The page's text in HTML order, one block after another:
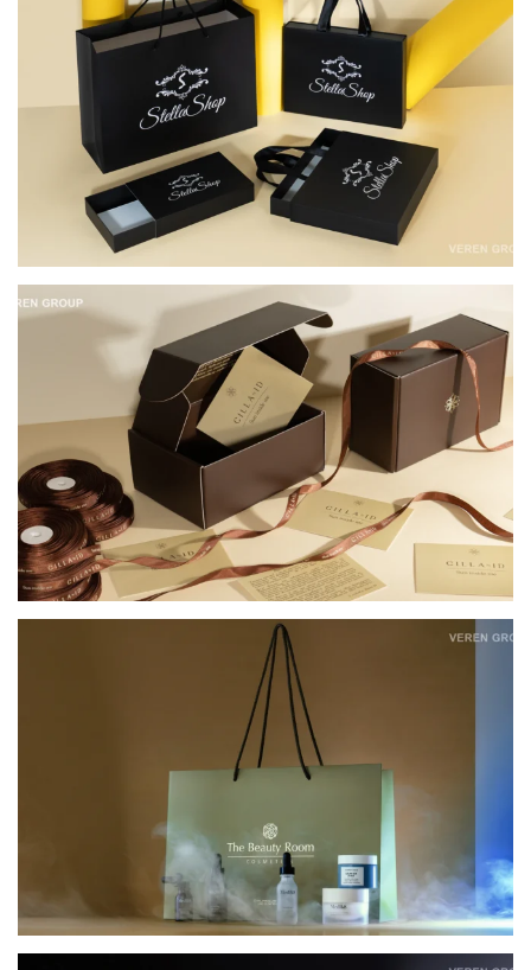
КОМПЛЕКСНЕ ПАКУВАННЯ ДЛЯ НАТУРАЛЬНОЇ
КОСМЕТИКИ CILLA BY ID
КАРТОННІ ПАКЕТИ ДЛЯ ОФЛАЙН-РИТЕЙЛУ
THE BEAUTY ROOM COSMETICS